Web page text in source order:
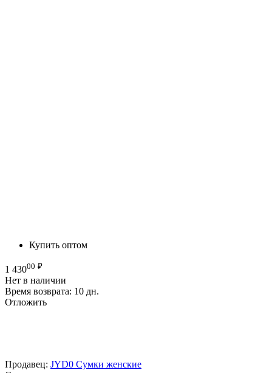
Купить оптом
1 43000 ₽
Нет в наличии
Время возврата: 10 дн.
Отложить
Продавец: JYD0 Сумки женские